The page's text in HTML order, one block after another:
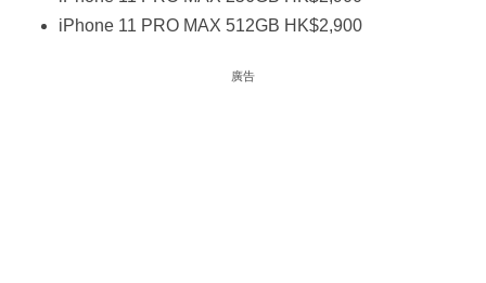
iPhone 11 PRO MAX 512GB HK$2,900
廣告